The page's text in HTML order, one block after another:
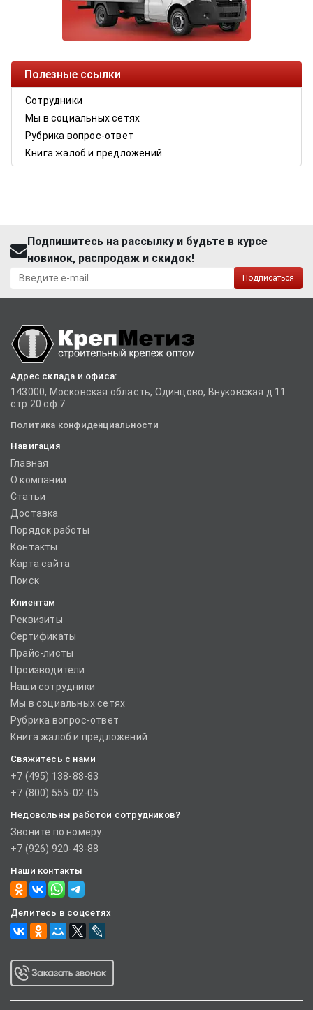
Полезные ссылки
Сотрудники
Мы в социальных сетях
Рубрика вопрос-ответ
Книга жалоб и предложений
Подпишитесь на рассылку и будьте в курсе
новинок, распродаж и скидок!
Подписаться
Адрес склада и офиса:
143000, Московская область, Одинцово, Внуковская д.11
стр.20 оф.7
Политика конфиденциальности
Навигация
Главная
О компании
Статьи
Доставка
Порядок работы
Контакты
Карта сайта
Поиск
Клиентам
Реквизиты
Сертификаты
Прайс-листы
Производители
Наши сотрудники
Мы в социальных сетях
Рубрика вопрос-ответ
Книга жалоб и предложений
Свяжитесь с нами
+7 (495) 138-88-83
+7 (800) 555-02-05
Недовольны работой сотрудников?
Звоните по номеру:
+7 (926) 920-43-88
Наши контакты
Делитесь в соцсетях